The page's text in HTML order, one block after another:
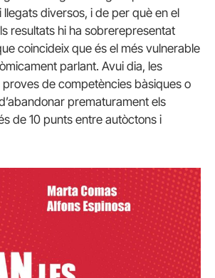
diversos, i de per què en el
resultats hi ha sobrerepresentat
coincideix que és el més vulnerable
parlant. Avui dia, les
de competències bàsiques o
prematurament els
de 10 punts entre autòctons i